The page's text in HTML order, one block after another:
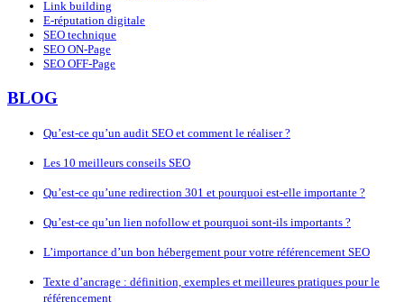
Link building
E-réputation digitale
SEO technique
SEO ON-Page
SEO OFF-Page
BLOG
Qu’est-ce qu’un audit SEO et comment le réaliser ?
Les 10 meilleurs conseils SEO
Qu’est-ce qu’une redirection 301 et pourquoi est-elle importante ?
Qu’est-ce qu’un lien nofollow et pourquoi sont-ils importants ?
L’importance d’un bon hébergement pour votre référencement SEO
Texte d’ancrage : définition, exemples et meilleures pratiques pour le
référencement